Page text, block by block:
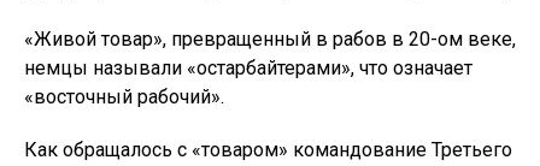
«Живой товар», превращенный в рабов в 20-ом веке,
немцы называли «остарбайтерами», что означает
«восточный рабочий».
Как обращалось с «товаром» командование Третьего